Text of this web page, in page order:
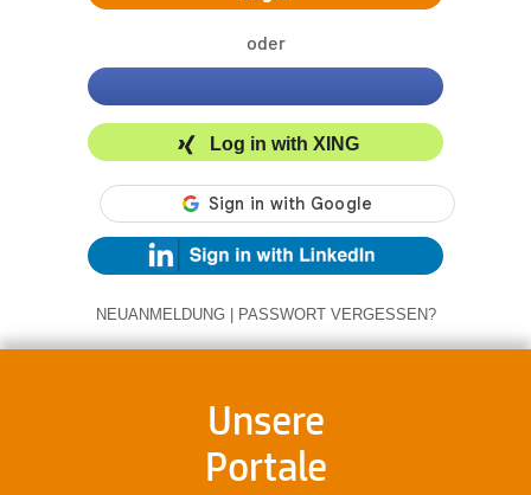
oder
Log in with XING
NEUANMELDUNG | PASSWORT VERGESSEN?
Unsere
Portale